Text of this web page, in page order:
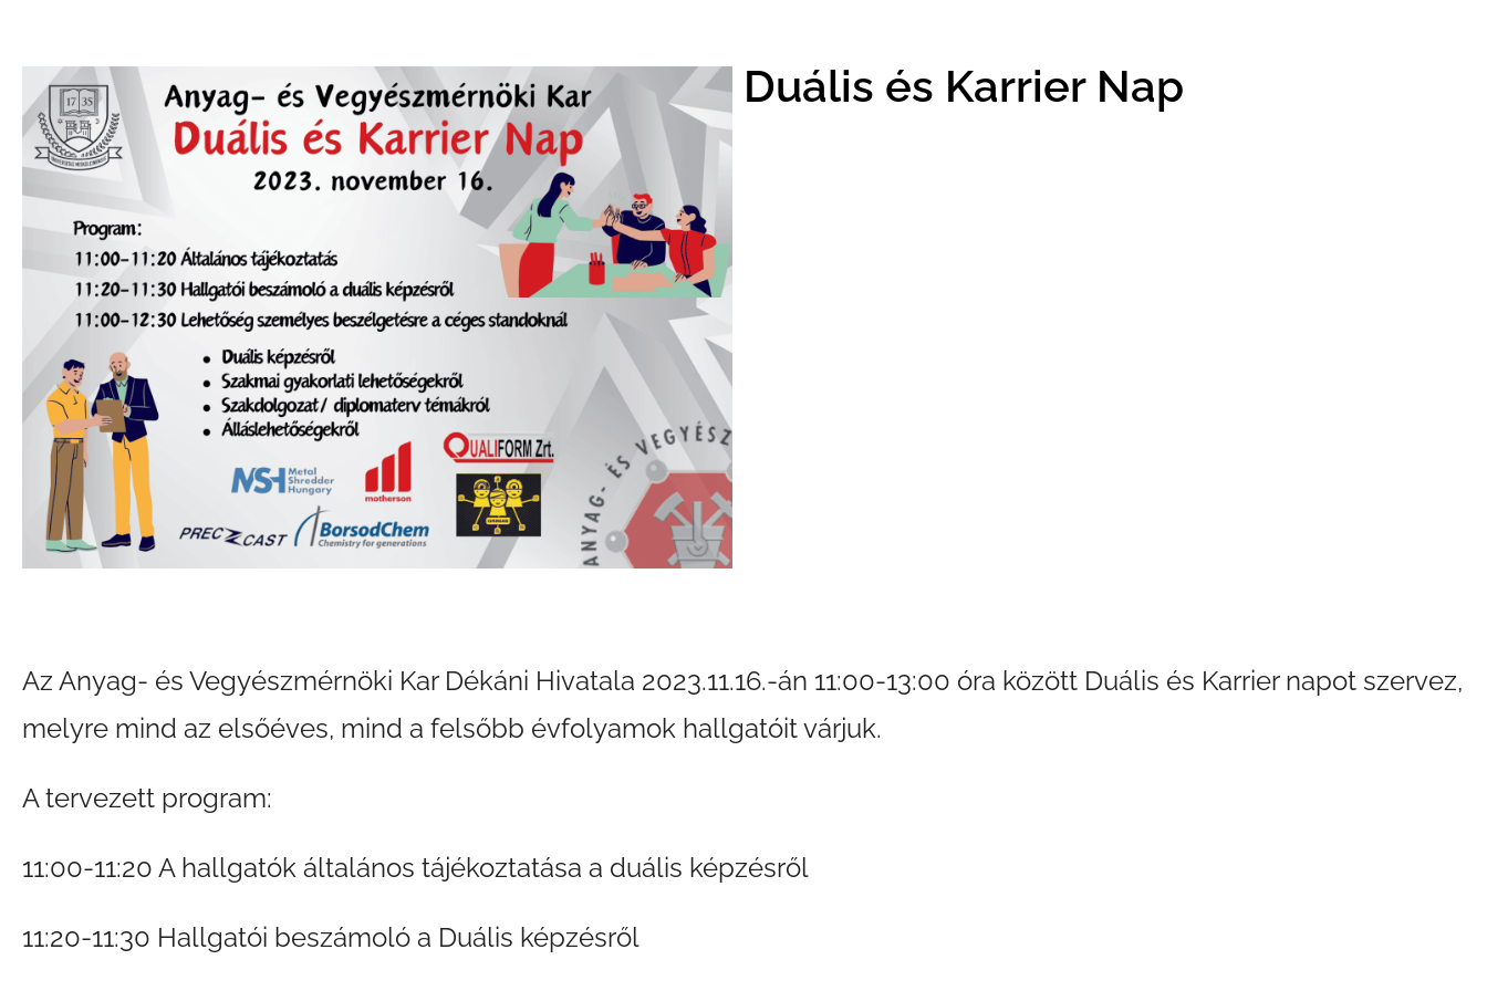
Duális és Karrier Nap
Az Anyag- és Vegyészmérnöki Kar Dékáni Hivatala 2023.11.16.-án 11:00-13:00 óra között Duális és Karrier napot szervez,
melyre mind az elsőéves, mind a felsőbb évfolyamok hallgatóit várjuk.
A tervezett program:
11:00-11:20 A hallgatók általános tájékoztatása a duális képzésről
11:20-11:30 Hallgatói beszámoló a Duális képzésről